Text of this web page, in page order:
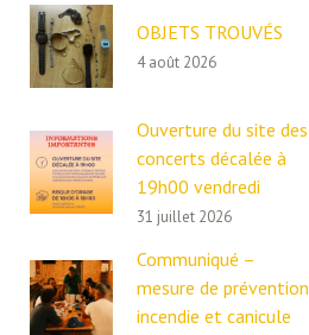
OBJETS TROUVÉS
4 août 2026
Ouverture du site des
concerts décalée à
19h00 vendredi
31 juillet 2026
Communiqué –
mesure de prévention
incendie et canicule